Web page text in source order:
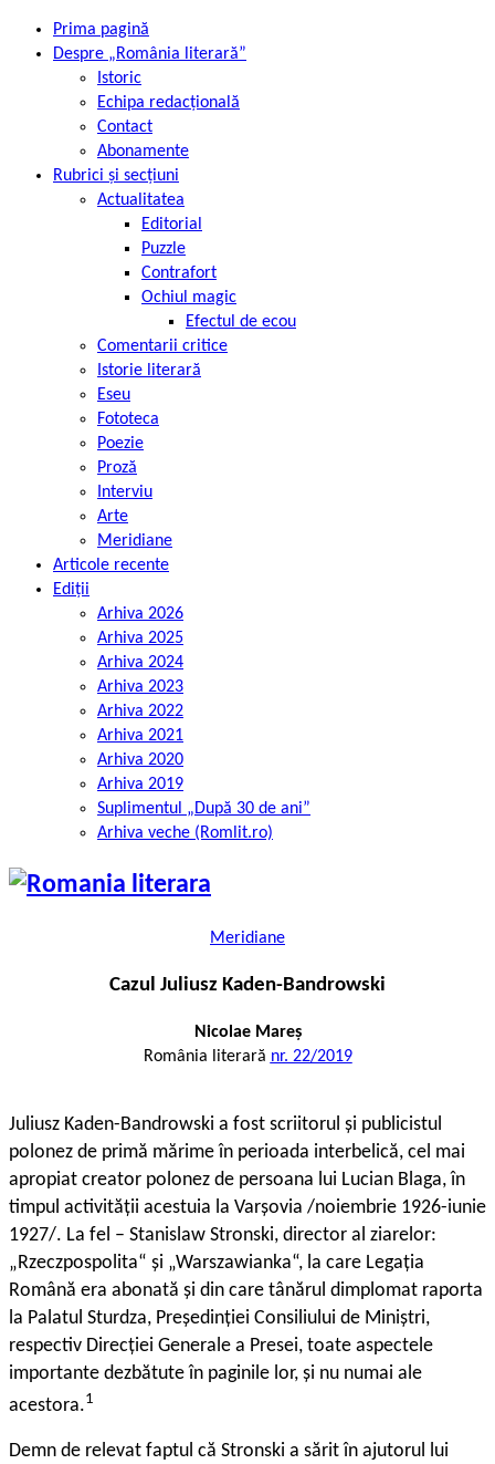
Prima pagină
Despre „România literară”
Istoric
Echipa redacțională
Contact
Abonamente
Rubrici și secțiuni
Actualitatea
Editorial
Puzzle
Contrafort
Ochiul magic
Efectul de ecou
Comentarii critice
Istorie literară
Eseu
Fototeca
Poezie
Proză
Interviu
Arte
Meridiane
Articole recente
Ediții
Arhiva 2026
Arhiva 2025
Arhiva 2024
Arhiva 2023
Arhiva 2022
Arhiva 2021
Arhiva 2020
Arhiva 2019
Suplimentul „După 30 de ani”
Arhiva veche (Romlit.ro)
Meridiane
Cazul Juliusz Kaden-Bandrowski
Nicolae Mareș
România literară nr. 22/2019
Juliusz Kaden-Bandrowski a fost scriitorul și publicistul
polonez de primă mărime în perioada interbelică, cel mai
apropiat creator polonez de persoana lui Lucian Blaga, în
timpul activității acestuia la Varșovia /noiembrie 1926-iunie
1927/. La fel – Stanislaw Stronski, director al ziarelor:
„Rzeczpospolita“ și „Warszawianka“, la care Legația
Română era abonată și din care tânărul dimplomat raporta
la Palatul Sturdza, Președinției Consiliului de Miniștri,
respectiv Direcției Generale a Presei, toate aspectele
importante dezbătute în paginile lor, și nu numai ale
acestora.1
Demn de relevat faptul că Stronski a sărit în ajutorul lui